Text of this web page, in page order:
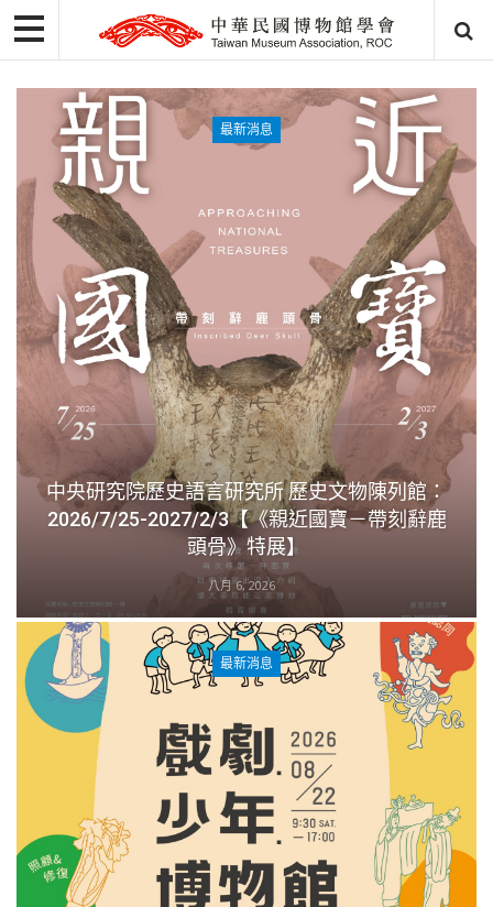
最新消息
中央研究院歷史語言研究所 歷史文物陳列館：
2026/7/25-2027/2/3【《親近國寶－帶刻辭鹿
頭骨》特展】
八月 6, 2026
最新消息